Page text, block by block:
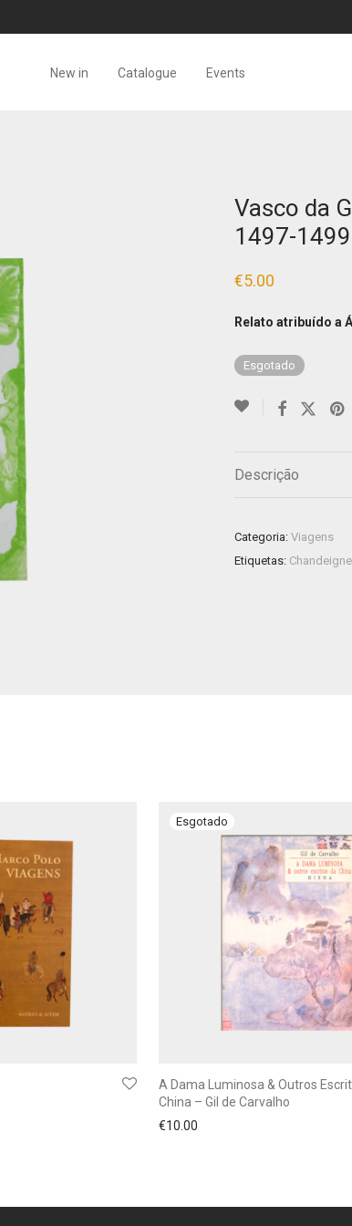
New in Catalogue Events
Vasco da
1497-1499
€5.00
Relato atribuído a
Esgotado
Descrição
Categoria: Viagens
Etiquetas: Chandeigne
A Dama Luminosa & Outros
China – Gil de Carvalho
€10.00